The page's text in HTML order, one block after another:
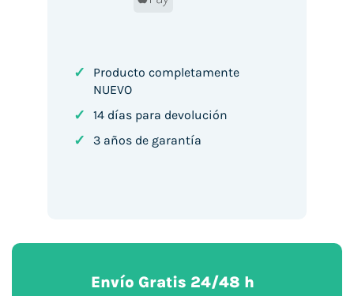
✓
Producto completamente
NUEVO
✓ 14 días para devolución
✓ 3 años de garantía
Envío Gratis 24/48 h